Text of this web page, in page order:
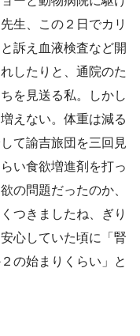
生、この２日でカリ
訴え血液検査など開
したりと、通院のた
を見送る私。しかし
えない。体重は減る
て諭吉旅団を三回見
い食欲増進剤を打っ
の問題だったのか、
つきましたね、ぎり
心していた頃に「腎
の始まりくらい」と